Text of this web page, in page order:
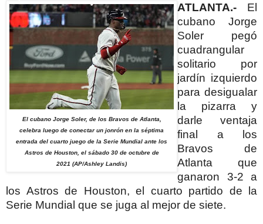
El cubano Jorge Soler, de los Bravos de Atlanta,
celebra luego de conectar un jonrón en la séptima
entrada del cuarto juego de la Serie Mundial ante los
Astros de Houston, el sábado 30 de octubre de
2021 (AP/Ashley Landis)
ATLANTA.- El
cubano Jorge
Soler pegó
cuadrangular
solitario por
jardín izquierdo
para desigualar
la pizarra y
darle ventaja
final a los
Bravos de
Atlanta que
ganaron 3-2 a
los Astros de Houston, el cuarto partido de la
Serie Mundial que se juga al mejor de siete.